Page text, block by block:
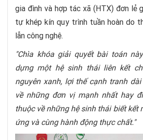
gia đình và hợp tác xã (HTX) đơn lẻ
tự khép kín quy trình tuần hoàn do
lẫn công nghệ.
"Chìa khóa giải quyết bài toán
dựng một hệ sinh thái liên kết
nguyên xanh, lợi thế cạnh tranh
về những đơn vị mạnh nhất hay
thuộc về những hệ sinh thái biết kết
ứng và cùng hành động thực chất."